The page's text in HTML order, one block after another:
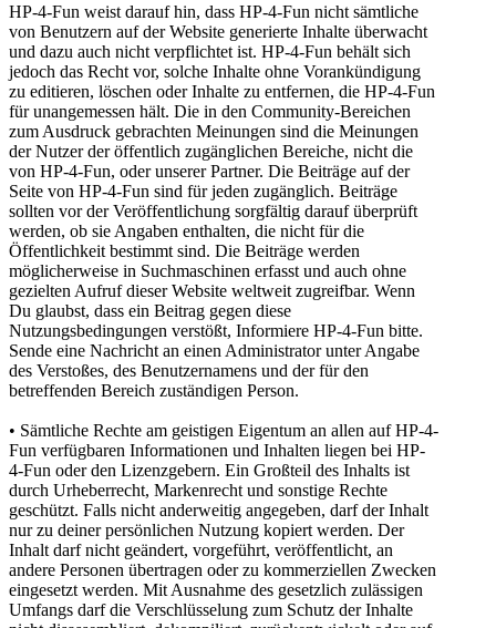
HP-4-Fun weist darauf hin, dass HP-4-Fun nicht sämtliche
von Benutzern auf der Website generierte Inhalte überwacht
und dazu auch nicht verpflichtet ist. HP-4-Fun behält sich
jedoch das Recht vor, solche Inhalte ohne Vorankündigung
zu editieren, löschen oder Inhalte zu entfernen, die HP-4-Fun
für unangemessen hält. Die in den Community-Bereichen
zum Ausdruck gebrachten Meinungen sind die Meinungen
der Nutzer der öffentlich zugänglichen Bereiche, nicht die
von HP-4-Fun, oder unserer Partner. Die Beiträge auf der
Seite von HP-4-Fun sind für jeden zugänglich. Beiträge
sollten vor der Veröffentlichung sorgfältig darauf überprüft
werden, ob sie Angaben enthalten, die nicht für die
Öffentlichkeit bestimmt sind. Die Beiträge werden
möglicherweise in Suchmaschinen erfasst und auch ohne
gezielten Aufruf dieser Website weltweit zugreifbar. Wenn
Du glaubst, dass ein Beitrag gegen diese
Nutzungsbedingungen verstößt, Informiere HP-4-Fun bitte.
Sende eine Nachricht an einen Administrator unter Angabe
des Verstoßes, des Benutzernamens und der für den
betreffenden Bereich zuständigen Person.
• Sämtliche Rechte am geistigen Eigentum an allen auf HP-4-
Fun verfügbaren Informationen und Inhalten liegen bei HP-
4-Fun oder den Lizenzgebern. Ein Großteil des Inhalts ist
durch Urheberrecht, Markenrecht und sonstige Rechte
geschützt. Falls nicht anderweitig angegeben, darf der Inhalt
nur zu deiner persönlichen Nutzung kopiert werden. Der
Inhalt darf nicht geändert, vorgeführt, veröffentlicht, an
andere Personen übertragen oder zu kommerziellen Zwecken
eingesetzt werden. Mit Ausnahme des gesetzlich zulässigen
Umfangs darf die Verschlüsselung zum Schutz der Inhalte